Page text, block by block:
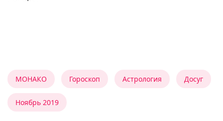
МОНАКО Гороскоп Астрология Досуг
Ноябрь 2019